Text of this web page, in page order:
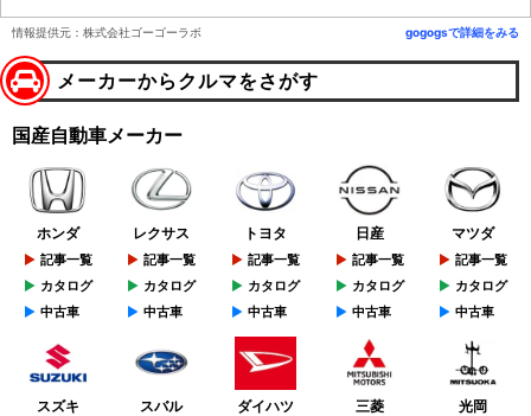
情報提供元：株式会社ゴーゴーラボ gogogsで詳細をみる
メーカーからクルマをさがす
国産自動車メーカー
ホンダ
記事一覧
カタログ
中古車
レクサス
記事一覧
カタログ
中古車
トヨタ
記事一覧
カタログ
中古車
日産
記事一覧
カタログ
中古車
マツダ
記事一覧
カタログ
中古車
スズキ スバル ダイハツ 三菱 光岡